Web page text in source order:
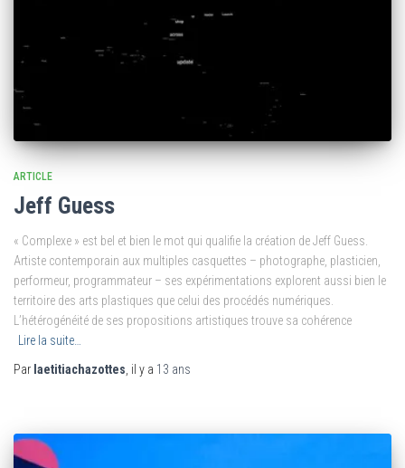
ARTICLE
Jeff Guess
« Complexe » est bel et bien le mot qui qualifie la création de Jeff Guess.
Artiste contemporain aux multiples casquettes – photographe, plasticien,
performeur, programmateur – ses expérimentations explorent aussi bien le
territoire des arts plastiques que celui des procédés numériques.
L’hétérogénéité de ses propositions artistiques trouve sa cohérence
Lire la suite…
Par laetitiachazottes, il y a 13 ans